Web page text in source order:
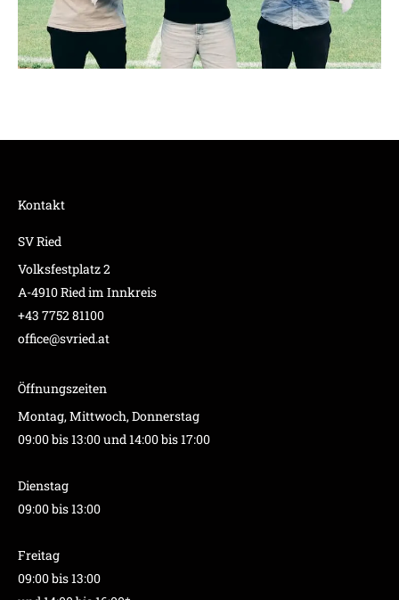
Kontakt
SV Ried
Volksfestplatz 2
A-4910 Ried im Innkreis
+43 7752 81100
office@svried.at
Öffnungszeiten
Montag, Mittwoch, Donnerstag
09:00 bis 13:00 und 14:00 bis 17:00
Dienstag
09:00 bis 13:00
Freitag
09:00 bis 13:00